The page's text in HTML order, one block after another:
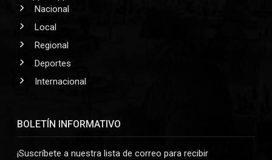
Nacional
Local
Regional
Deportes
Internacional
BOLETÍN INFORMATIVO
¡Suscríbete a nuestra lista de correo para recibir